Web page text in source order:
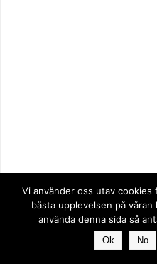
Vi använder oss utav
bästa upplevelsen på
använda denna sida så
Ok No